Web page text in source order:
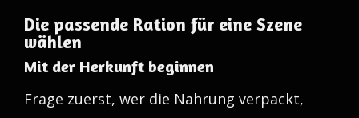
Die passende Ration für eine Szene
wählen
Mit der Herkunft beginnen
Frage zuerst, wer die Nahrung verpackt,